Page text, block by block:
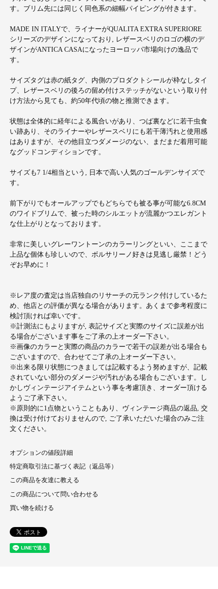
す。ブリム先には同じく同色系の細幅パイピングが付きます。
MADE IN ITALYで、ライナーがQUALITA EXTRA SUPERIORE
シリーズのデザインになっており, レザースベリのロゴの横のデ
ザインがANTICA CASAになったヨーロッパ市場向けの逸品で
す。
サイズタグは赤の紙タグ、内側のプロダクトシールが枠なしタイ
プ、レザースベリの後ろの留め付けステッチがないという取り付
け方法から見ても、約50年代頃の物と推測できます。
状態は全体的に経年による風合いがあり、つば裏などに若干虫食
い跡あり、そのライナーやレザースベリにも若干薄汚れと使用感
はありますが、その他目立つダメージのない、まだまだ着用可能
なグッドコンディションです。
サイズも7 1/4相当という, 日本で高い人気のゴールデンサイズで
す。
前下がりでもオールアップでもどちらでも被る事が可能な6.8CM
のワイドブリムで、被った時のシルエットが流麗かつエレガント
な仕上がりとなっております。
非常に美しいグレーワントーンのカラーリングといい、ここまで
上品な個体も珍しいので、ボルサリーノ好きは見逃し厳禁！どう
ぞお早めに！
※レア度の査定は当店独自のリサーチの元ランク付けしているた
め、他店との評価が異なる場合があります。あくまで参考程度に
検討頂ければ幸いです。
※計測法にもよりますが, 表記サイズと実際のサイズに誤差が出
る場合がございます事をご了承の上オーダー下さい。
※画像のカラーと実際の商品のカラーで若干の誤差が出る場合も
ございますので、合わせてご了承の上オーダー下さい。
※出来る限り状態につきましては記載するよう努めますが、記載
されていない部分のダメージや汚れがある場合もございます。し
かしヴィンテージアイテムという事を考慮頂き、オーダー頂ける
ようご了承下さい。
※原則的に1点物ということもあり、ヴィンテージ商品の返品, 交
換は受け付けておりませんので, ご了承いただいた場合のみご注
文ください。
オプションの値段詳細
特定商取引法に基づく表記（返品等）
この商品を友達に教える
この商品について問い合わせる
買い物を続ける